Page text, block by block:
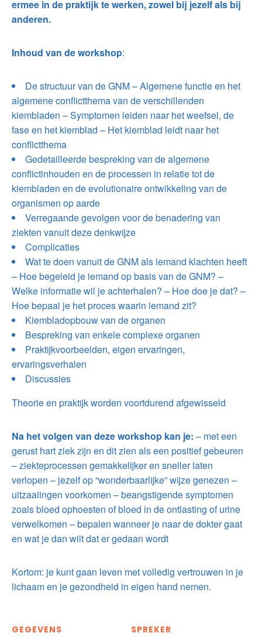
ermee in de praktijk te werken, zowel bij jezelf als bij
anderen.
Inhoud van de workshop:
De structuur van de GNM – Algemene functie en het
algemene conflictthema van de verschillenden
kiembladen – Symptomen leiden naar het weefsel, de
fase en het kiemblad – Het kiemblad leidt naar het
conflictthema
Gedetailleerde bespreking van de algemene
conflictinhouden en de processen in relatie tot de
kiembladen en de evolutionaire ontwikkeling van de
organismen op aarde
Verregaande gevolgen voor de benadering van
ziekten vanuit deze denkwijze
Complicaties
Wat te doen vanuit de GNM als iemand klachten heeft
– Hoe begeleid je iemand op basis van de GNM? –
Welke informatie wil je achterhalen? – Hoe doe je dat? –
Hoe bepaal je het proces waarin iemand zit?
Kiembladopbouw van de organen
Bespreking van enkele complexe organen
Praktijkvoorbeelden, eigen ervaringen,
ervaringsverhalen
Discussies
Theorie en praktijk worden voortdurend afgewisseld
Na het volgen van deze workshop kan je: – met een
gerust hart ziek zijn en dit zien als een positief gebeuren
– ziekteprocessen gemakkelijker en sneller laten
verlopen – jezelf op “wonderbaarlijke” wijze genezen –
uitzaaiingen voorkomen – beangstigende symptomen
zoals bloed ophoesten of bloed in de ontlasting of urine
verwelkomen – bepalen wanneer je naar de dokter gaat
en wat je dan wilt dat er gedaan wordt
Kortom: je kunt gaan leven met volledig vertrouwen in je
lichaam en je gezondheid in eigen hand nemen.
GEGEVENS
SPREKER